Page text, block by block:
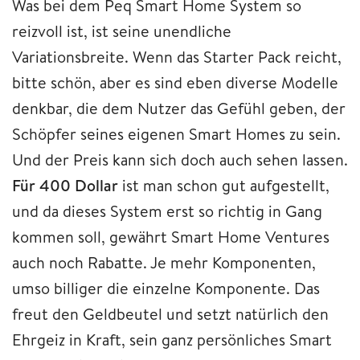
Was bei dem Peq Smart Home System so
reizvoll ist, ist seine unendliche
Variationsbreite. Wenn das Starter Pack reicht,
bitte schön, aber es sind eben diverse Modelle
denkbar, die dem Nutzer das Gefühl geben, der
Schöpfer seines eigenen Smart Homes zu sein.
Und der Preis kann sich doch auch sehen lassen.
Für 400 Dollar ist man schon gut aufgestellt,
und da dieses System erst so richtig in Gang
kommen soll, gewährt Smart Home Ventures
auch noch Rabatte. Je mehr Komponenten,
umso billiger die einzelne Komponente. Das
freut den Geldbeutel und setzt natürlich den
Ehrgeiz in Kraft, sein ganz persönliches Smart